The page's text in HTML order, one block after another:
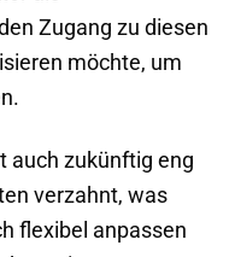
Zugang zu diesen
möchte, um
auch zukünftig eng
verzahnt, was
flexibel anpassen